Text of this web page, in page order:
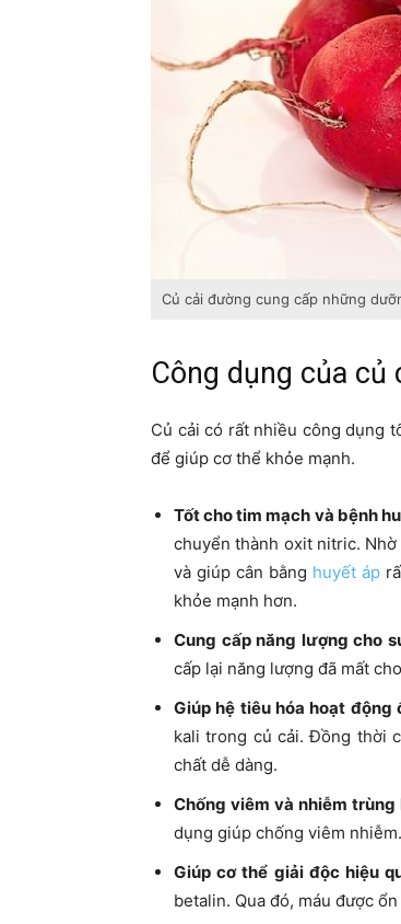
Củ cải đường cung cấp những
Công dụng của củ
Củ cải có rất nhiều công dụng
để giúp cơ thể khỏe mạnh.
Tốt cho tim mạch và bệnh
chuyển thành oxit nitric.
và giúp cân bằng huyết áp
khỏe mạnh hơn.
Cung cấp năng lượng cho
cấp lại năng lượng đã mất
Giúp hệ tiêu hóa hoạt động
kali trong củ cải. Đồng thời
chất dễ dàng.
Chống viêm và nhiễm trùng
dụng giúp chống viêm
Giúp cơ thể giải độc hiệu
betalin. Qua đó, máu được